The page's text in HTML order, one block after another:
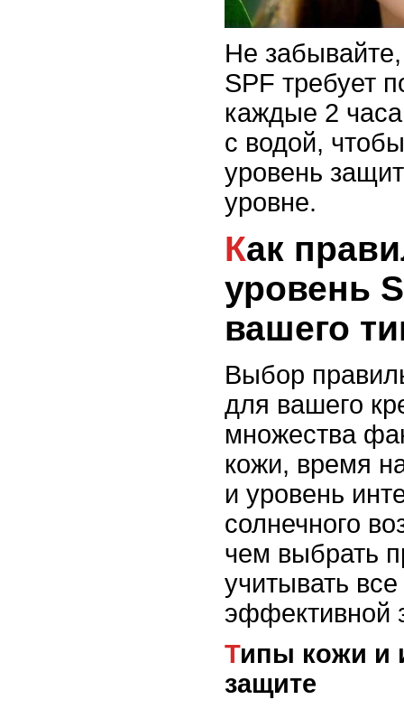
Не
SPF требует
каждые 2
с водой,
уровень
уровне.
Как правильно выбрать
уровень
вашего
Выбор
для вашего
множества
кожи, время
и уровень
солнечного
чем выбрать
учитывать
эффективной
Типы кожи и их потребности в
защите